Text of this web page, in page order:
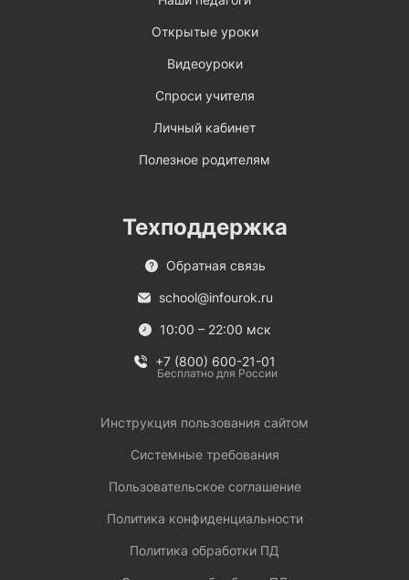
Открытые уроки
Видеоуроки
Спроси учителя
Личный кабинет
Полезное родителям
Техподдержка
Обратная связь
school@infourok.ru
10:00 – 22:00 мск
+7 (800) 600-21-01
Бесплатно для России
Инструкция пользования сайтом
Системные требования
Пользовательское соглашение
Политика конфиденциальности
Политика обработки ПД